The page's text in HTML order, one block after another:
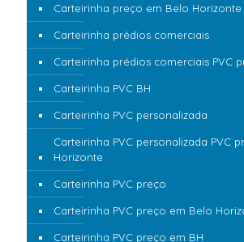
Carteirinha preço em Belo Horizonte
Carteirinha prédios comerciais
Carteirinha prédios comerciais PVC
Carteirinha PVC BH
Carteirinha PVC personalizada
Carteirinha PVC personalizada PVC
Horizonte
Carteirinha PVC preço
Carteirinha PVC preço em Belo
Carteirinha PVC preço em BH